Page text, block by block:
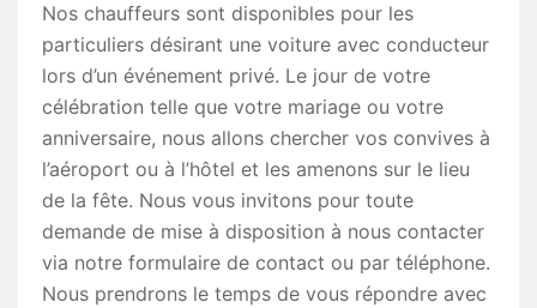
Nos chauffeurs sont disponibles pour les
particuliers désirant une voiture avec conducteur
lors d’un événement privé. Le jour de votre
célébration telle que votre mariage ou votre
anniversaire, nous allons chercher vos convives à
l’aéroport ou à l’hôtel et les amenons sur le lieu
de la fête. Nous vous invitons pour toute
demande de mise à disposition à nous contacter
via notre formulaire de contact ou par téléphone.
Nous prendrons le temps de vous répondre avec